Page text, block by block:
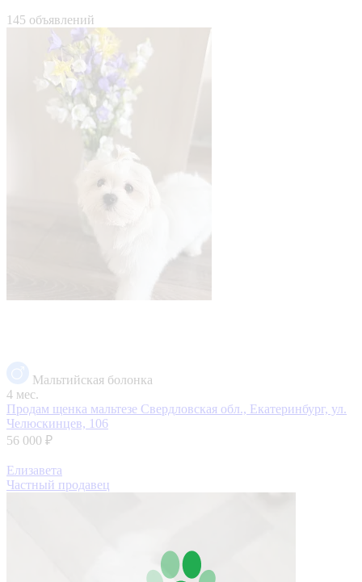
145 объявлений
Мальтийская болонка
4 мес.
Продам щенка мальтезе Свердловская обл., Екатеринбург, ул.
Челюскинцев, 106
56 000 ₽
Елизавета
Частный продавец